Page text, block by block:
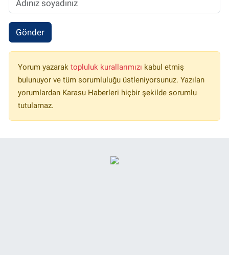
Gönder
Yorum yazarak topluluk kurallarımızı kabul etmiş
bulunuyor ve tüm sorumluluğu üstleniyorsunuz. Yazılan
yorumlardan Karasu Haberleri hiçbir şekilde sorumlu
tutulamaz.